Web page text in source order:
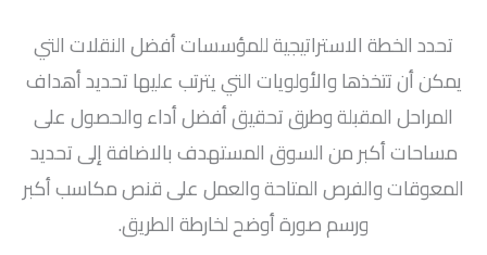
تحدد الخطة الاستراتيجية للمؤسسات أفضل النقلات التي
يمكن أن تتخذها والأولويات التي يترتب عليها تحديد أهداف
المراحل المقبلة وطرق تحقيق أفضل أداء والحصول على
مساحات أكبر من السوق المستهدف بالاضافة إلى تحديد
المعوقات والفرص المتاحة والعمل على قنص مكاسب أكبر
ورسم صورة أوضح لخارطة الطريق.